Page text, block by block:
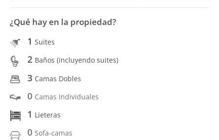
¿Qué hay en la propiedad?
1 Suites
2 Baños (incluyendo suites)
3 Camas Dobles
0 Camas Individuales
1 Lieteras
0 Sofa-camas